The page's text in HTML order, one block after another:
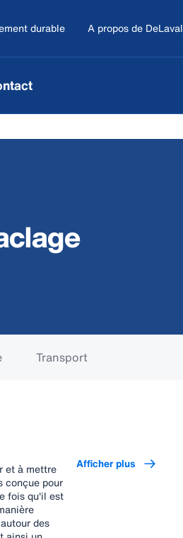
durable A propos de DeLaval
Transport
et à mettre
conçue pour
fois qu'il est
des
Afficher plus